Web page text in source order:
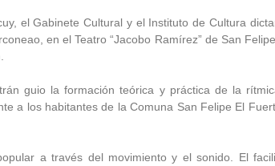
el Gabinete Cultural y el Instituto de Cultura
en el Teatro “Jacobo Ramírez” de San
guio la formación teórica y práctica de la
a los habitantes de la Comuna San Felipe El
a través del movimiento y el sonido. El